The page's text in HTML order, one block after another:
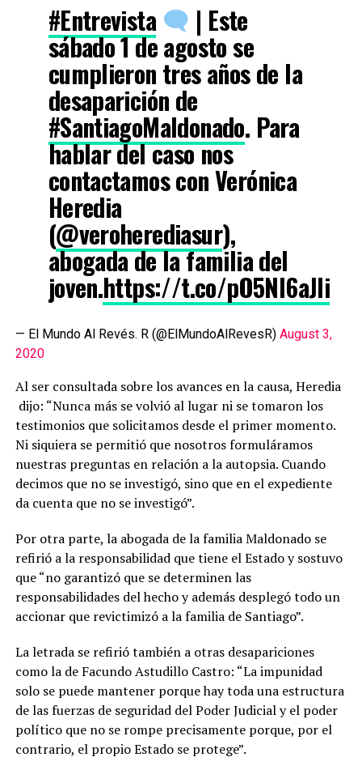
#Entrevista | Este
sábado 1 de agosto se
cumplieron tres años de la
desaparición de
#SantiagoMaldonado. Para
hablar del caso nos
contactamos con Verónica
Heredia
(@veroherediasur),
abogada de la familia del
joven.https://t.co/pO5Nl6aJli
— El Mundo Al Revés. R (@ElMundoAlRevesR) August 3,
2020
Al ser consultada sobre los avances en la causa, Heredia
dijo: “Nunca más se volvió al lugar ni se tomaron los
testimonios que solicitamos desde el primer momento.
Ni siquiera se permitió que nosotros formuláramos
nuestras preguntas en relación a la autopsia. Cuando
decimos que no se investigó, sino que en el expediente
da cuenta que no se investigó”.
Por otra parte, la abogada de la familia Maldonado se
refirió a la responsabilidad que tiene el Estado y sostuvo
que “no garantizó que se determinen las
responsabilidades del hecho y además desplegó todo un
accionar que revictimizó a la familia de Santiago”.
La letrada se refirió también a otras desapariciones
como la de Facundo Astudillo Castro: “La impunidad
solo se puede mantener porque hay toda una estructura
de las fuerzas de seguridad del Poder Judicial y el poder
político que no se rompe precisamente porque, por el
contrario, el propio Estado se protege”.